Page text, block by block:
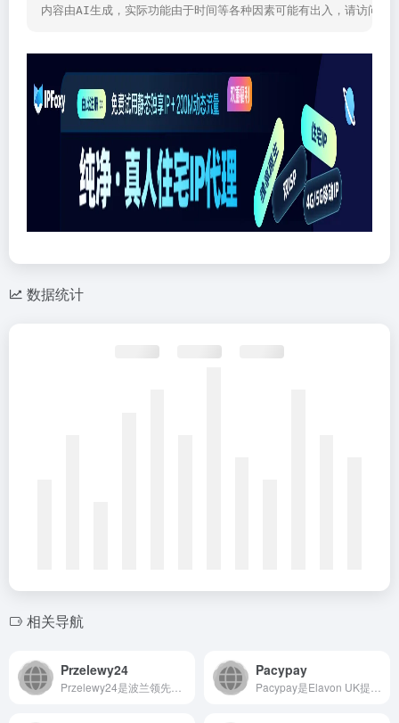
内容由AI生成，实际功能由于时间等各种因素可能有出入，请访问网
数据统计
相关导航
Przelewy24 Pacypay